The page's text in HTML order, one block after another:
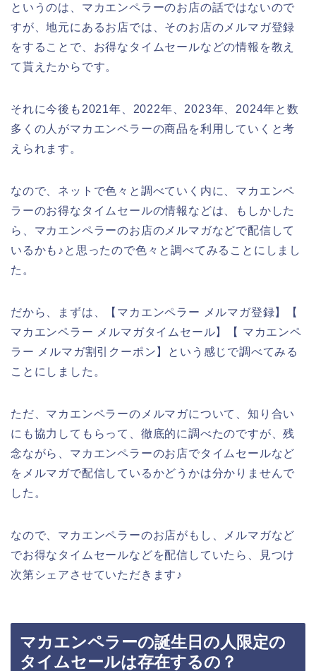
というのは、マカエンペラーのお店の話ではないので
すが、地元にあるお店では、そのお店のメルマガ登録
をすることで、お得なタイムセールなどの情報を教え
て貰えたからです。
それに今後も2021年、2022年、2023年、2024年と数
多くの人がマカエンペラーの商品を利用していくと考
えられます。
なので、ネットで色々と調べていく内に、マカエンペ
ラーのお得なタイムセールの情報などは、もしかした
ら、マカエンペラーのお店のメルマガなどで配信して
いるかも♪と思ったので色々と調べてみることにしまし
た。
だから、まずは、【マカエンペラー メルマガ登録】【
マカエンペラー メルマガタイムセール】【 マカエンペ
ラー メルマガ割引クーポン】という感じで調べてみる
ことにしました。
ただ、マカエンペラーのメルマガについて、知り合い
にも協力してもらって、徹底的に調べたのですが、残
念ながら、マカエンペラーのお店でタイムセールなど
をメルマガで配信しているかどうかは分かりませんで
した。
なので、マカエンペラーのお店がもし、メルマガなど
でお得なタイムセールなどを配信していたら、見つけ
次第シェアさせていただきます♪
マカエンペラーの誕生日の人限定の
タイムセールは存在するの？